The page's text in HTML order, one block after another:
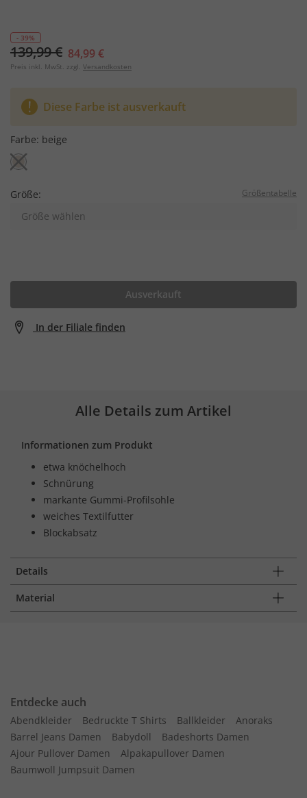
- 39%
139,99 € 84,99 €
Preis inkl. MwSt. zzgl. Versandkosten
Diese Farbe ist ausverkauft
Farbe: beige
Größe: Größentabelle
Größe wählen
Ausverkauft
In der Filiale finden
Alle Details zum Artikel
Informationen zum Produkt
etwa knöchelhoch
Schnürung
markante Gummi-Profilsohle
weiches Textilfutter
Blockabsatz
Details
Material
Entdecke auch
Abendkleider Bedruckte T Shirts Ballkleider
Anoraks
Barrel Jeans Damen
Babydoll
Badeshorts Damen
Ajour Pullover Damen
Alpakapullover Damen
Baumwoll Jumpsuit Damen